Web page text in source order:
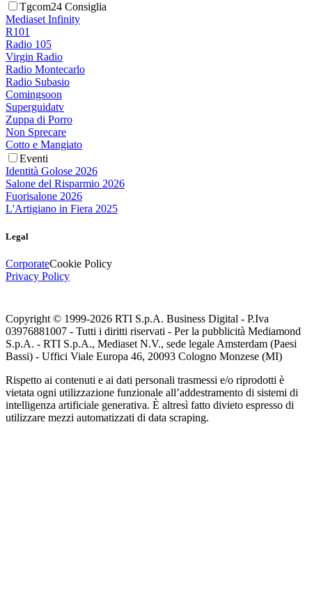
Tgcom24 Consiglia
Mediaset Infinity
R101
Radio 105
Virgin Radio
Radio Montecarlo
Radio Subasio
Comingsoon
Superguidatv
Zuppa di Porro
Non Sprecare
Cotto e Mangiato
Eventi
Identità Golose 2026
Salone del Risparmio 2026
Fuorisalone 2026
L'Artigiano in Fiera 2025
Legal
CorporateCookie Policy
Privacy Policy
Copyright © 1999-2026 RTI S.p.A. Business Digital - P.Iva
03976881007 - Tutti i diritti riservati - Per la pubblicità Mediamond
S.p.A. - RTI S.p.A., Mediaset N.V., sede legale Amsterdam (Paesi
Bassi) - Uffici Viale Europa 46, 20093 Cologno Monzese (MI)
Rispetto ai contenuti e ai dati personali trasmessi e/o riprodotti è
vietata ogni utilizzazione funzionale all’addestramento di sistemi di
intelligenza artificiale generativa. È altresì fatto divieto espresso di
utilizzare mezzi automatizzati di data scraping.